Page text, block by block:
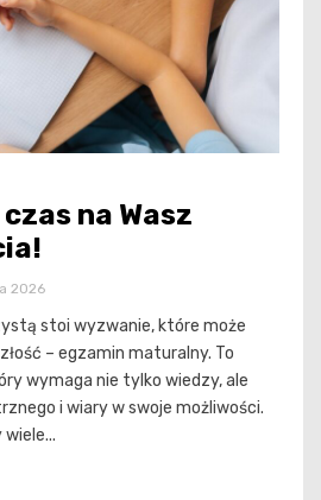
na Wasz
2026
stoi wyzwanie, które może
– egzamin maturalny. To
wymaga nie tylko wiedzy, ale
i wiary w swoje możliwości.